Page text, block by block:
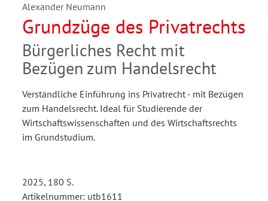
Alexander Neumann
Grundzüge des Privatrechts
Bürgerliches Recht mit
Bezügen zum Handelsrecht
Verständliche Einführung ins Privatrecht - mit Bezügen
zum Handelsrecht. Ideal für Studierende der
Wirtschaftswissenschaften und des Wirtschaftsrechts
im Grundstudium.
2025, 180 S.
Artikelnummer: utb1611